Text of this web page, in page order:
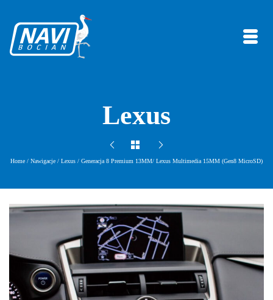
Lexus
Home / Nawigacje / Lexus / Generacja 8 Premium 13MM/ Lexus Multimedia 15MM (Gen8 MicroSD)